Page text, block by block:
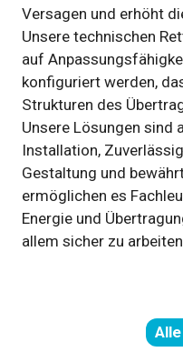
Versagen und erhöht
Unsere technischen
auf
konfiguriert werden,
Strukturen des
Unsere Lösungen sind
Installation,
Gestaltung und
ermöglichen es
Energie und
allem sicher zu